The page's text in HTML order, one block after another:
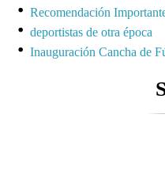
Recomendación
deportistas de otra época
Inauguración Cancha de